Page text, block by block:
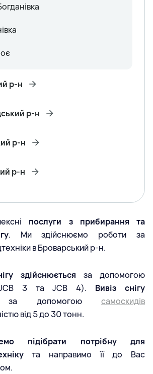
послуги з прибирання та
. Ми здійснюємо роботи за
в Броварський р-н.
здійснюється за допомогою
3 та JCB 4). Вивіз снігу
за допомогою самоскидів
від 5 до 30 тонн.
підібрати потрібну для
та направимо її до Вас
р-н
р-н
р-н
р-н